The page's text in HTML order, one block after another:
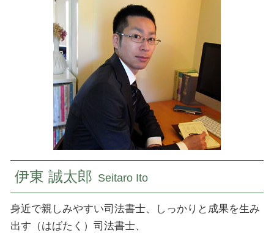
家族信託 一人っ子
民事信託 家族信託
民事信託契約 公正証書
土地 登記簿謄本
抵当権抹消 登記
商業 登記
不動産 登記法
滅失 登記
相続 登記 必要 書類
登記 府中市 司法書士
民事信託 国立市 司法書士
民事信託 埼玉県 司法書士
登記 東京都 司法書士
登記 小平市 司法書士
民事信託 国分寺市 司法書士
相続 千葉県 司法書士
相続 東京都 司法書士
登記 千葉県 司法書士
伊東 誠太郎 Seitaro Ito
身近で親しみやすい司法書士、しっかりと成果を生み
出す（はばたく）司法書士、